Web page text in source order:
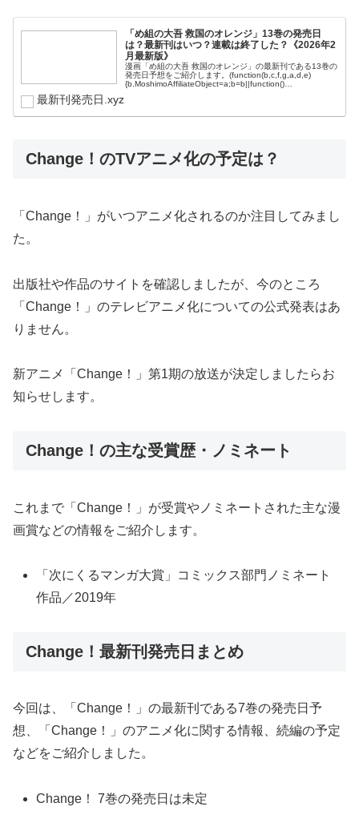
「め組の大吾 救国のオレンジ」13巻の発売日
は？最新刊はいつ？連載は終了した？《2026年2
月最新版》
漫画「め組の大吾 救国のオレンジ」の最新刊である13巻の
発売日予想をご紹介します。(function(b,c,f,g,a,d,e)
{b.MoshimoAffiliateObject=a;b=b||function()
最新刊発売日.xyz
Change！のTVアニメ化の予定は？
「Change！」がいつアニメ化されるのか注目してみまし
た。
出版社や作品のサイトを確認しましたが、今のところ
「Change！」のテレビアニメ化についての公式発表はあ
りません。
新アニメ「Change！」第1期の放送が決定しましたらお
知らせします。
Change！の主な受賞歴・ノミネート
これまで「Change！」が受賞やノミネートされた主な漫
画賞などの情報をご紹介します。
「次にくるマンガ大賞」コミックス部門ノミネート
作品／2019年
Change！最新刊発売日まとめ
今回は、「Change！」の最新刊である7巻の発売日予
想、「Change！」のアニメ化に関する情報、続編の予定
などをご紹介しました。
Change！ 7巻の発売日は未定